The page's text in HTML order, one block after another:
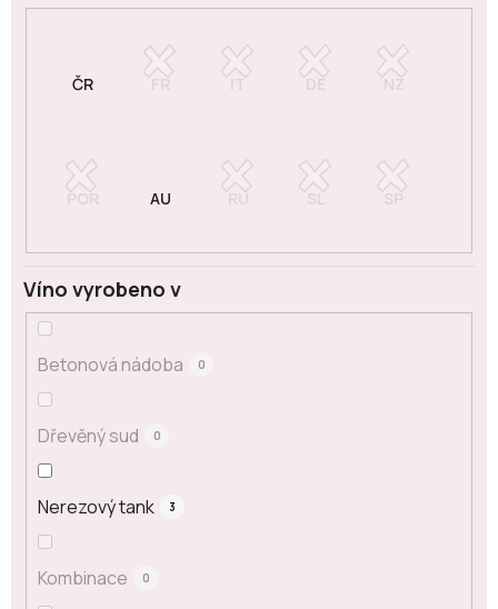
Víno vyrobeno v
Betonová nádoba 0
Dřevěný sud 0
Nerezový tank 3
Kombinace 0